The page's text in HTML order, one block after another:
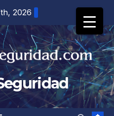
2026